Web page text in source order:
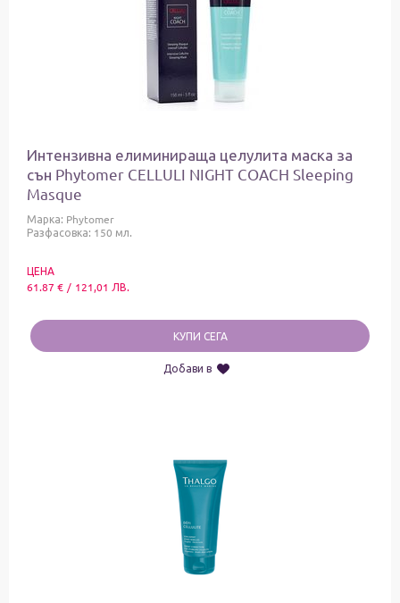
Интензивна елиминираща целулита маска за
сън Phytomer CELLULI NIGHT COACH Sleeping
Masque
Марка: Phytomer
Разфасовка: 150 мл.
ЦЕНА
61.87 € / 121,01 ЛВ.
КУПИ СЕГА
Добави в